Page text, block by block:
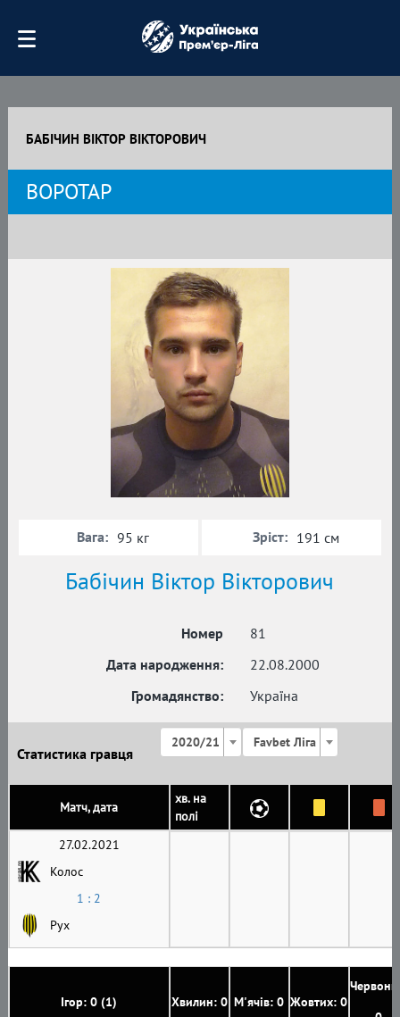
БАБІЧИН ВІКТОР ВІКТОРОВИЧ
ВОРОТАР
Бабічин Віктор Вікторович
Номер
81
Дата народження:
22.08.2000
Громадянство:
Україна
Вага: 95 кг Зріст: 191 см
Статистика гравця
2020/21 Favbet Ліга
Матч, дата
хв. на
полі
Ігор: 0 (1) Хвилин: 0 М'ячів: 0 Жовтих: 0
27.02.2021
Колос
1 : 2
Рух